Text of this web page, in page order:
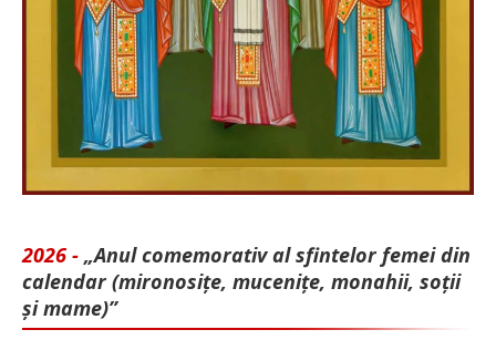
2026 - „Anul comemorativ al sfintelor femei din
calendar (mironosițe, mu­cenițe, monahii, soții
și mame)”